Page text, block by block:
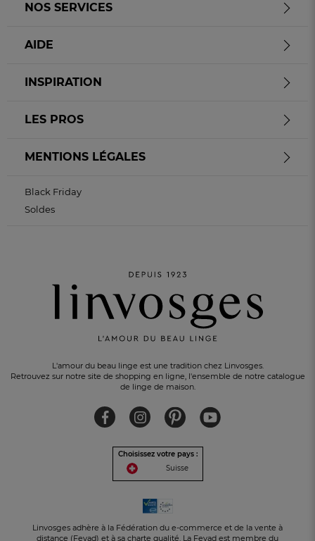
UN CADEAU OFFERTpour tout achat
L'amour du beau linge est une tradition chez Linvosges.
Retrouvez sur notre site de shopping en ligne, l'ensemble de notre catalogue
de linge de maison.
Choisissez votre pays :
Suisse
Linvosges adhère à la Fédération du e-commerce et de la vente à
distance (Fevad) et à sa charte qualité. La Fevad est membre du
NOS SERVICES
AIDE
INSPIRATION
LES PROS
MENTIONS LÉGALES
Black Friday
Soldes